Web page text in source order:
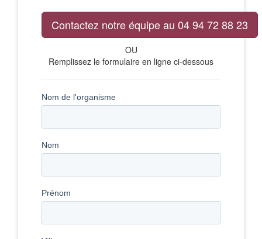
Contactez notre équipe au 04 94 72 88 23
OU
Remplissez le formulaire en ligne ci-dessous